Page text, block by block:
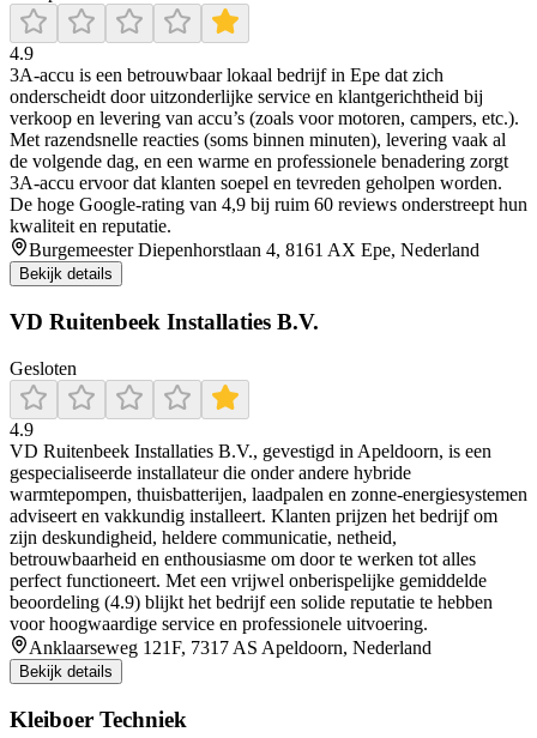
4.9
3A‑accu is een betrouwbaar lokaal bedrijf in Epe dat zich
onderscheidt door uitzonderlijke service en klantgerichtheid bij
verkoop en levering van accu’s (zoals voor motoren, campers, etc.).
Met razendsnelle reacties (soms binnen minuten), levering vaak al
de volgende dag, en een warme en professionele benadering zorgt
3A‑accu ervoor dat klanten soepel en tevreden geholpen worden.
De hoge Google‑rating van 4,9 bij ruim 60 reviews onderstreept hun
kwaliteit en reputatie.
Burgemeester Diepenhorstlaan 4, 8161 AX Epe, Nederland
Bekijk details
VD Ruitenbeek Installaties B.V.
Gesloten
4.9
VD Ruitenbeek Installaties B.V., gevestigd in Apeldoorn, is een
gespecialiseerde installateur die onder andere hybride
warmtepompen, thuisbatterijen, laadpalen en zonne-energiesystemen
adviseert en vakkundig installeert. Klanten prijzen het bedrijf om
zijn deskundigheid, heldere communicatie, netheid,
betrouwbaarheid en enthousiasme om door te werken tot alles
perfect functioneert. Met een vrijwel onberispelijke gemiddelde
beoordeling (4.9) blijkt het bedrijf een solide reputatie te hebben
voor hoogwaardige service en professionele uitvoering.
Anklaarseweg 121F, 7317 AS Apeldoorn, Nederland
Bekijk details
Kleiboer Techniek